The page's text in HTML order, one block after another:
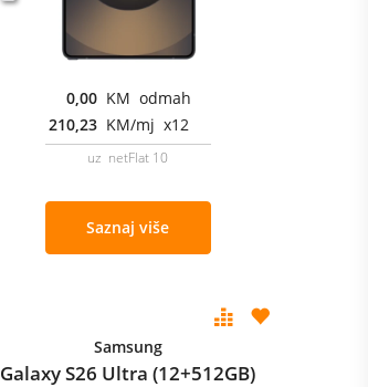
0,00 KM odmah
210,23 KM/mj x12
uz netFlat 10
Saznaj više
Samsung
Galaxy S26 Ultra (12+512GB)